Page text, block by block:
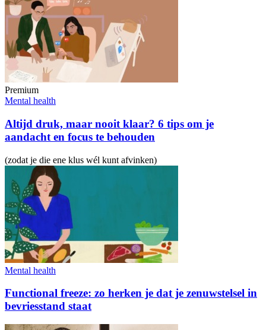
Premium
Mental health
Altijd druk, maar nooit klaar? 6 tips om je
aandacht en focus te behouden
(zodat je die ene klus wél kunt afvinken)
Mental health
Functional freeze: zo herken je dat je zenuwstelsel in
bevriesstand staat